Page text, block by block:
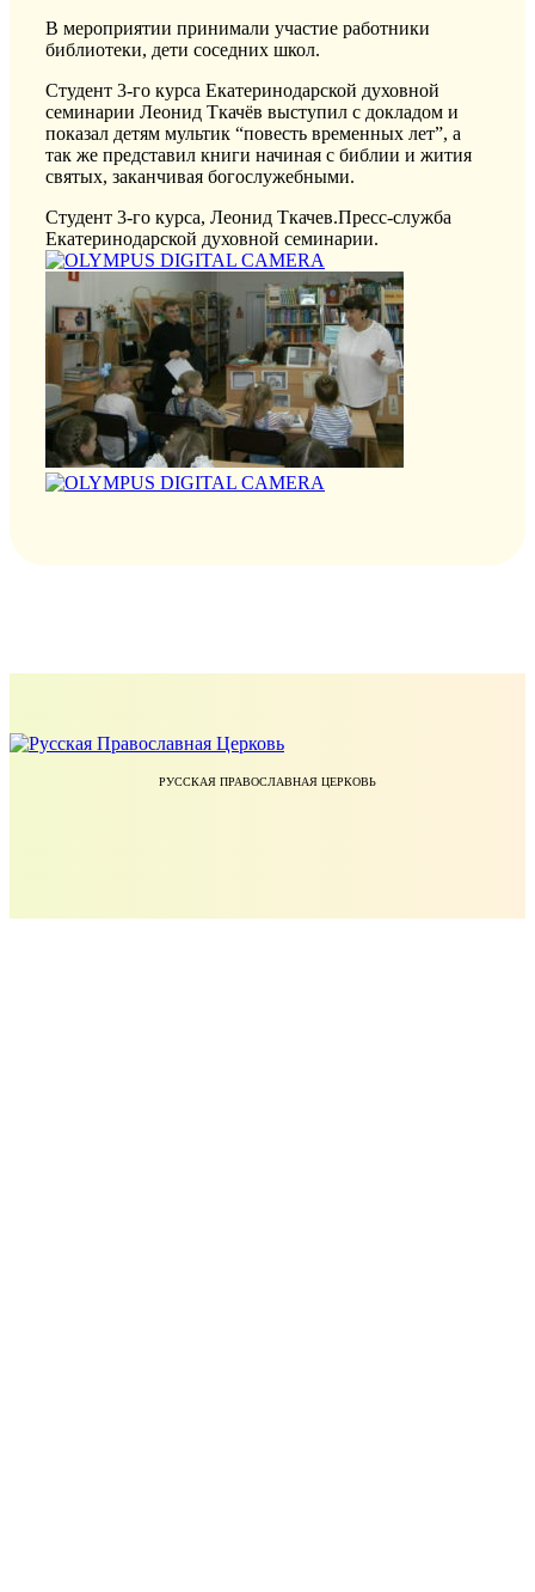
В мероприятии принимали участие работники
библиотеки, дети соседних школ.
Студент 3-го курса Екатеринодарской духовной
семинарии Леонид Ткачёв выступил с докладом и
показал детям мультик “повесть временных лет”, а
так же представил книги начиная с библии и жития
святых, заканчивая богослужебными.
Студент 3-го курса, Леонид Ткачев.Пресс-служба
Екатеринодарской духовной семинарии.
РУССКАЯ ПРАВОСЛАВНАЯ ЦЕРКОВЬ